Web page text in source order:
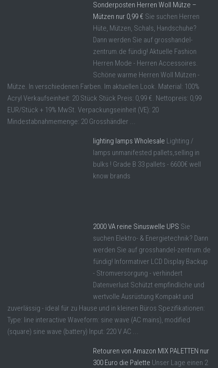
Sonderposten Herren Woll Mütze –
Mützen nur 0,99 € Sie suchen Herren
Hüte, Mützen, Schals, Handschuhe?
Dann werden Sie auf grosshandel-
zentrum.de fündig! Aktuelle Fashion
Herren Mode - Herren Accessoires.
Schöne warme Herren Woll Mützen -
Mütze. In verschiedenen Farben. Im aktuellen Look. Material: 100%
Acryl Verkaufseinheit: 20 Stück Stück Preis: 0,99 €. Nettopreis: 0,99
EUR/Stück + 19% MwSt. Verpackungseinheit (VE): 20
Mindestabnahmemenge: 20 Grosshändler ...
lighting lamps Wholesale Lighting /
lamps unmanifested pallets,selling in
bulks ! Grade B 33 pallets - 6600€ well
know brands
2000 VA reine Sinuswelle UPS Sie
suchen Elektro- & Energietechnik? Dann
werden Sie auf grosshandel-zentrum.de
fündig! Informativer LCD Display Backup
- Stromversorgung - verhindert
Datenverlust Schützt empfindliche und
wertvolle Ausrüstung Kompakt und
zuverlässig - ideal für zu Hause und in kleinen Büros Spezifikationen:
Type: line interactive Waveform: sine wave (AC mains), modified
(square) sine wave (battery) Input: 220 V AC ...
Retouren von Amazon MIX PALETTEN nur
300 Euro die Palette Unser Lage einen 2